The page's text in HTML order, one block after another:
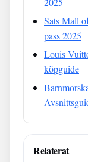
Sats Mall
pass 2025
Louis
köpguide
Relaterat